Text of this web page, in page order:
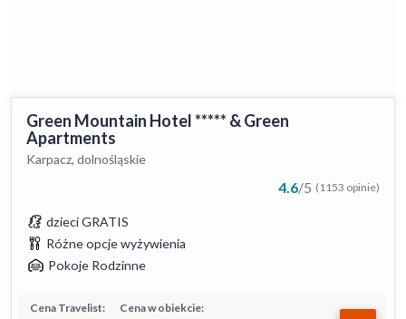
Green Mountain Hotel ***** & Green
Apartments
Karpacz, dolnośląskie
4.6/5 (1153 opinie)
dzieci GRATIS
Różne opcje wyżywienia
Pokoje Rodzinne
Cena w obiekcie:
Cena Travelist: